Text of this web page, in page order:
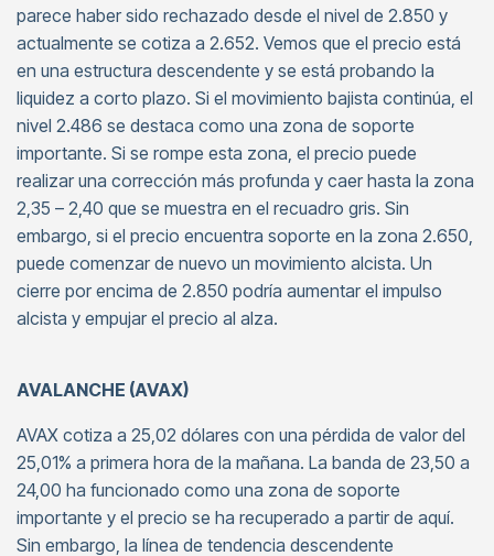
parece haber sido rechazado desde el nivel de 2.850 y
actualmente se cotiza a 2.652. Vemos que el precio está
en una estructura descendente y se está probando la
liquidez a corto plazo. Si el movimiento bajista continúa, el
nivel 2.486 se destaca como una zona de soporte
importante. Si se rompe esta zona, el precio puede
realizar una corrección más profunda y caer hasta la zona
2,35 – 2,40 que se muestra en el recuadro gris. Sin
embargo, si el precio encuentra soporte en la zona 2.650,
puede comenzar de nuevo un movimiento alcista. Un
cierre por encima de 2.850 podría aumentar el impulso
alcista y empujar el precio al alza.
AVALANCHE (AVAX)
AVAX cotiza a 25,02 dólares con una pérdida de valor del
25,01% a primera hora de la mañana. La banda de 23,50 a
24,00 ha funcionado como una zona de soporte
importante y el precio se ha recuperado a partir de aquí.
Sin embargo, la línea de tendencia descendente